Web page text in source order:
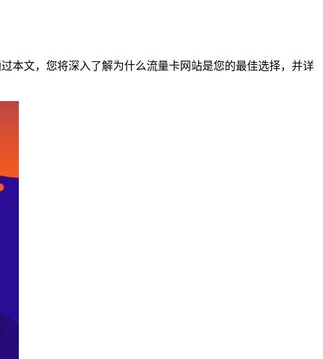
本文，您将深入了解为什么流量卡网站是您的最佳选择，并详